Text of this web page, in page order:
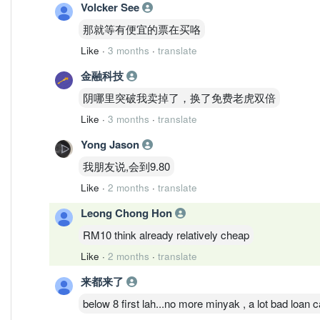
Volcker See
那就等有便宜的票在买咯
Like · 3 months · translate
金融科技
阴哪里突破我卖掉了，换了免费老虎双倍
Like · 3 months · translate
Yong Jason
我朋友说,会到9.80
Like · 2 months · translate
Leong Chong Hon
RM10 think already relatively cheap
Like · 2 months · translate
来都来了
below 8 first lah...no more minyak , a lot bad loan